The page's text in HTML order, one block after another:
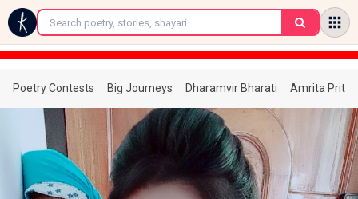
←
Poetry Contests Big Journeys Dharamvir Bharati Amrita